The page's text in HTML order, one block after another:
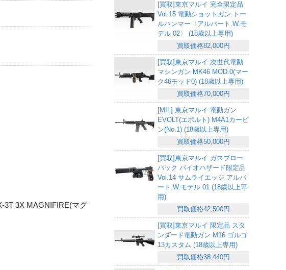
3T 3X MAGNIFIRE(マグ
[買取]東京マルイ 完全限定品
Vol.15 電動ショットガン トー
ルハンマー〈アルバート.W.モ
デル 02〉 (18歳以上専用)
買取価格82,000円
[買取]東京マルイ 次世代電動
マシンガン MK46 MOD.0(マー
ク46モッド0) (18歳以上専用)
買取価格70,000円
[MIL] 東京マルイ 電動ガン
EVOLT(エボルト) M4A1カービ
ン(No.1) (18歳以上専用)
買取価格50,000円
[買取]東京マルイ ガスブロー
バック バイオハザード限定品
Vol.14 サムライエッジ アルバ
ート.W.モデル 01 (18歳以上専
用)
買取価格42,500円
[買取]東京マルイ 限定品 スタ
ンダード電動ガン M16 ゴルゴ
13カスタム (18歳以上専用)
買取価格38,440円